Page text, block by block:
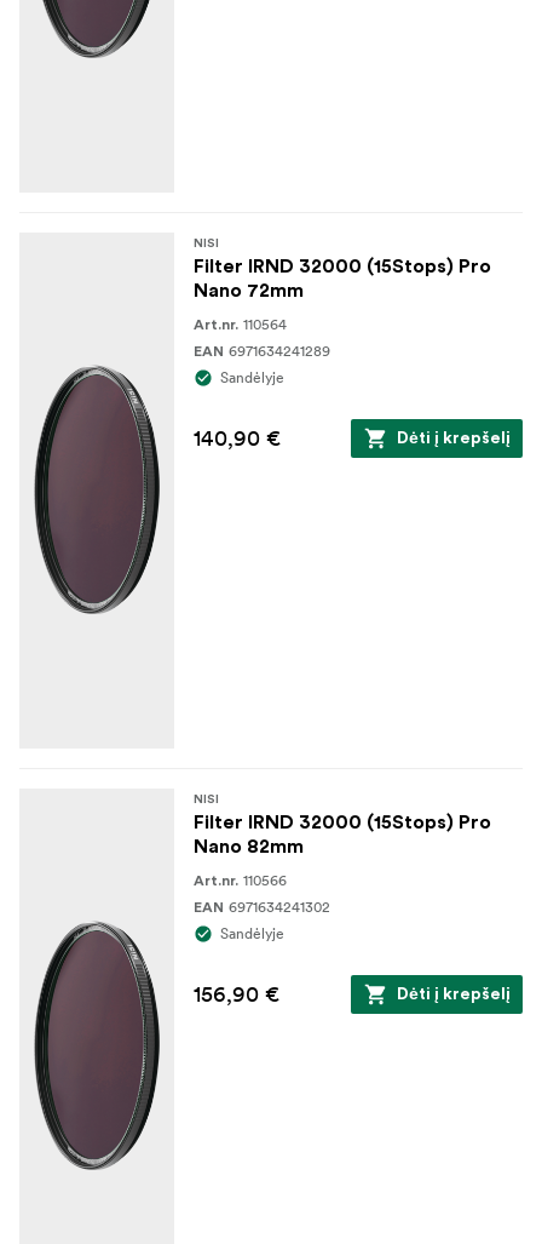
NISI
Filter IRND 32000 (15Stops) Pro
Nano 72mm
Art.nr. 110564
EAN 6971634241289
Sandėlyje
140,90 € Dėti į krepšelį
NISI
Filter IRND 32000 (15Stops) Pro
Nano 82mm
Art.nr. 110566
EAN 6971634241302
Sandėlyje
156,90 € Dėti į krepšelį